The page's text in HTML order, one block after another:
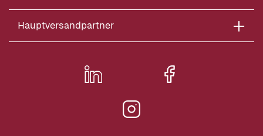
Hauptversandpartner